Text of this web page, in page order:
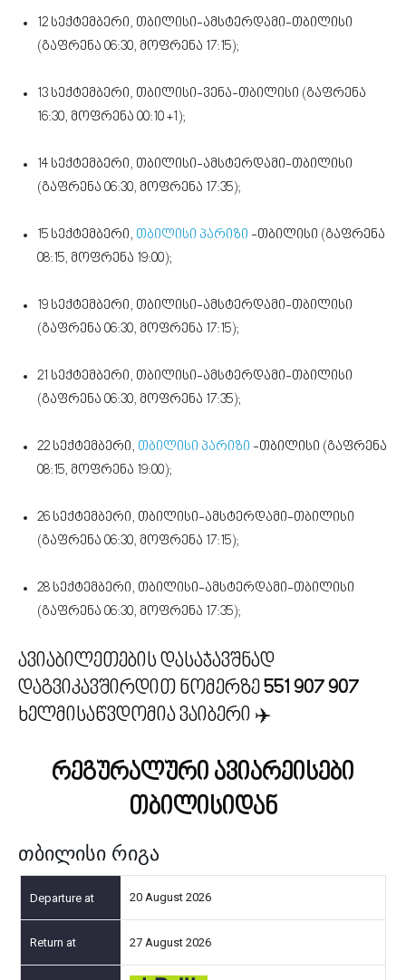
12 სექტემბერი, თბილისი-ამსტერდამი-თბილისი
(გაფრენა 06:30, მოფრენა 17:15);
13 სექტემბერი, თბილისი-ვენა-თბილისი (გაფრენა
16:30, მოფრენა 00:10 +1);
14 სექტემბერი, თბილისი-ამსტერდამი-თბილისი
(გაფრენა 06:30, მოფრენა 17:35);
15 სექტემბერი, თბილისი პარიზი -თბილისი (გაფრენა
08:15, მოფრენა 19:00);
19 სექტემბერი, თბილისი-ამსტერდამი-თბილისი
(გაფრენა 06:30, მოფრენა 17:15);
21 სექტემბერი, თბილისი-ამსტერდამი-თბილისი
(გაფრენა 06:30, მოფრენა 17:35);
22 სექტემბერი, თბილისი პარიზი -თბილისი (გაფრენა
08:15, მოფრენა 19:00);
26 სექტემბერი, თბილისი-ამსტერდამი-თბილისი
(გაფრენა 06:30, მოფრენა 17:15);
28 სექტემბერი, თბილისი-ამსტერდამი-თბილისი
(გაფრენა 06:30, მოფრენა 17:35);
ავიაბილეთების დასაჯავშნად
დაგვიკავშირდით ნომერზე551 907 907
ხელმისაწვდომია ვაიბერი ✈️
რეგურალური ავიარეისები
თბილისიდან
თბილისი რიგა
20 August 2026
27 August 2026